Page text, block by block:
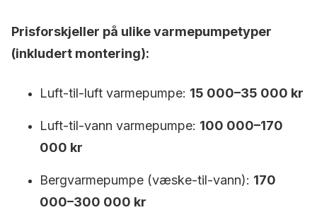
Prisforskjeller på ulike varmepumpetyper
(inkludert montering):
Luft-til-luft varmepumpe: 15 000–35 000 kr
Luft-til-vann varmepumpe: 100 000–170
000 kr
Bergvarmepumpe (væske-til-vann): 170
000–300 000 kr